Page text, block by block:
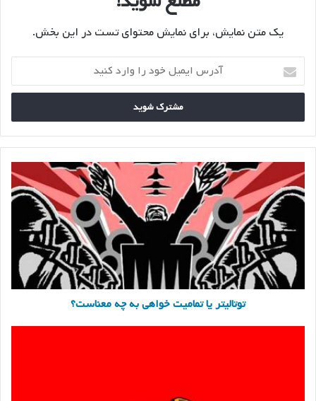
یک متن نمایش، برای نمایش محتوای تست در این بخش.
آدرس
ایمیل
خود
را
کنید
یا
تمامیت
خواهی
معناست؟
توتالیتر یا تمامیت خواهی به چه معناست؟